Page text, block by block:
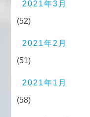
2021年3月
(52)
2021年2月
(51)
2021年1月
(58)